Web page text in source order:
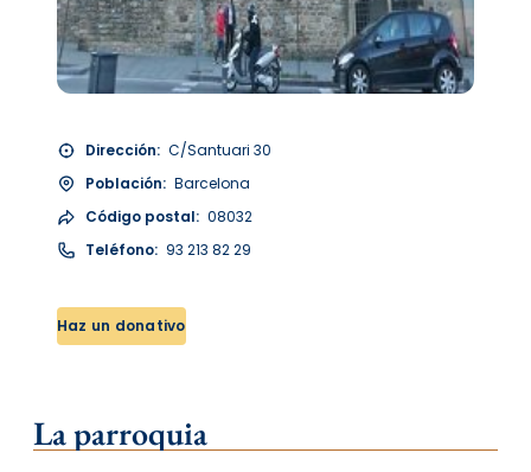
Dirección: C/Santuari 30
Población: Barcelona
Código postal: 08032
Teléfono: 93 213 82 29
Haz un donativo
La parroquia